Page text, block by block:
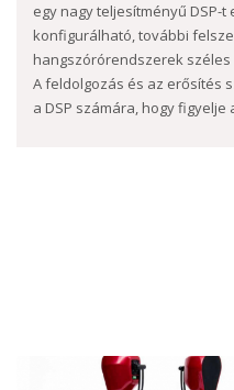
egy nagy teljesítményű DSP-
konfigurálható, további
hangszórórendszerek
A feldolgozás és az erősítés
a DSP számára, hogy